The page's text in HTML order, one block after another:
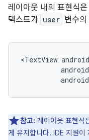
레이아웃 내의 표현식은
텍스트가 user 변수의
<TextView
참고: 레이아웃 표현식
게 유지합니다. IDE 지원이